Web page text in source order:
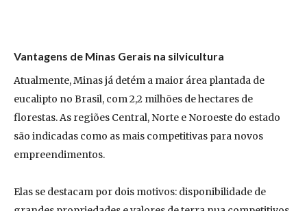
Vantagens de Minas Gerais na silvicultura
Atualmente, Minas já detém a maior área plantada de
eucalipto no Brasil, com 2,2 milhões de hectares de
florestas. As regiões Central, Norte e Noroeste do estado
são indicadas como as mais competitivas para novos
empreendimentos.
Elas se destacam por dois motivos: disponibilidade de